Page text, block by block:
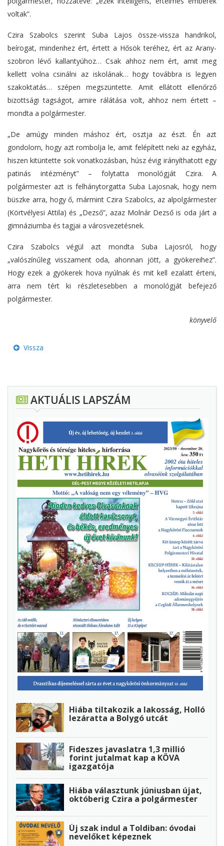
voltak”.
Czira Szabolcs szerint Suba Lajos össze-vissza handrikol,
beírogat, mindenhez ért, értett a Hősök teréhez, ért az Arany-
szobron lévő kallantyúhoz… Csak ahhoz nem ért, amit meg
kellett volna csinálni az iskolának… hogy továbbra is legyen
szakoktatás… szépen megszüntette. Amit ellátott ellenőrző
bizottsági tagságot, amire rálátása volt, ahhoz nem értett –
mondta a polgármester.
„De amúgy minden máshoz ért, osztja az észt. Én azt
gondolom, hogy azt rombolja le, amit felépített neki az egyház,
hiszen kitüntette sok vonatkozásban, húsz évig irányíthatott egy
patinás intézményt” – folytatta monológját Czira. A
polgármester azt is felhánytorgatta Suba Lajosnak, hogy nem
büszke arra, hogy ő, mármint Czira Szabolcs, az alpolgármester
(Körtvélyesi Attila) és „Dezső”, azaz Molnár Dezső is oda járt a
gimnáziumba és tagjai a városvezetésnek.
Czira Szabolcs végül azt mondta Suba Lajosról, hogy
„valószínűleg visszament oda, ahonnan jött, a gyökereihez”.
Hogy ezek a gyökerek hova nyúlnak és mit kell ezalatt érteni,
arra nem tért ki részletesebben a monológját befejező
polgármester.
könyvelő
Vissza
AKTUÁLIS LAPSZÁM
Hiába tiltakozik a lakosság, Holló
lezáratta a Bolygó utcát
Fideszes javaslatra 1,3 millió
forint jutalmat kap a KÖVA
igazgatója
Hiába választunk júniusban újat,
októberig Czira a polgármester
Új szak indul a Toldiban: óvodai
nevelőket képeznek